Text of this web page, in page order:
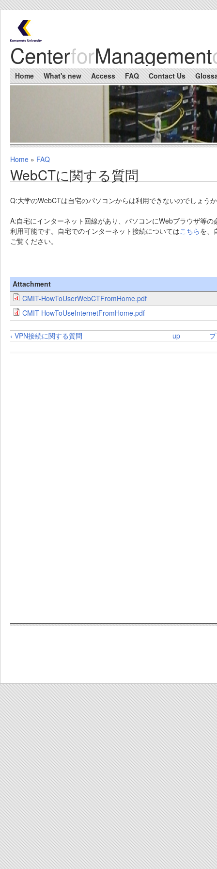
CenterforManagement
Main menu
Home What's new Access FAQ Contact Us
You are here
Home » FAQ
WebCTに関する質問
Q:大学のWebCTは自宅のパソコンからは利用できないのでしょう
A:自宅にインターネット回線があり、パソコンにWebブラウザ等
利用可能です。自宅でのインターネット接続についてはこちらを、
ご覧ください。
Attachment
CMIT-HowToUserWebCTFromHome.pdf
CMIT-HowToUseInternetFromHome.pdf
‹ VPN接続に関する質問 up